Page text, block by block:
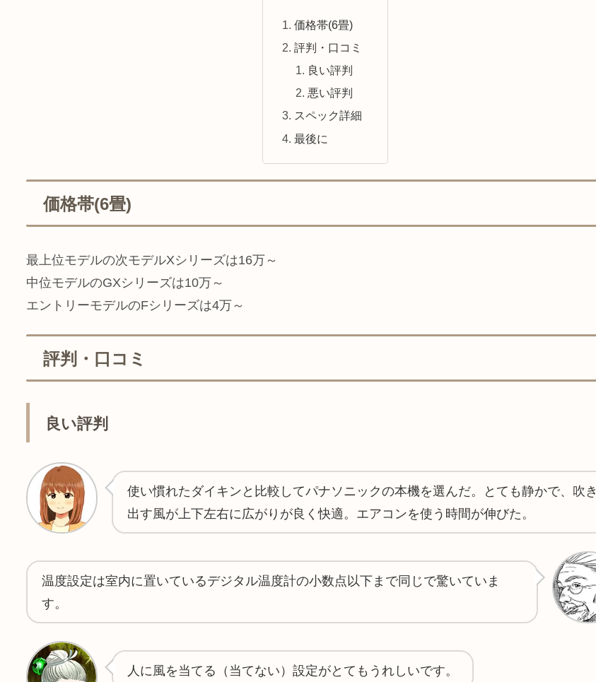
価格帯(6畳)
評判・口コミ
良い評判
悪い評判
スペック詳細
最後に
価格帯(6畳)
最上位モデルの次モデルXシリーズは16万～
中位モデルのGXシリーズは10万～
エントリーモデルのFシリーズは4万～
評判・口コミ
良い評判
使い慣れたダイキンと比較してパナソニックの本機を選んだ。とても静かで、吹き
出す風が上下左右に広がりが良く快適。エアコンを使う時間が伸びた。
温度設定は室内に置いているデジタル温度計の小数点以下まで同じで驚いていま
す。
人に風を当てる（当てない）設定がとてもうれしいです。